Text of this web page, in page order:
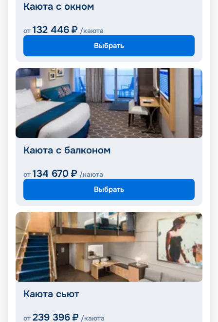
Каюта с окном
от 132 446 ₽ /каюта
Выбрать
Каюта с балконом
от 134 670 ₽ /каюта
Выбрать
Каюта сьют
от 239 396 ₽ /каюта